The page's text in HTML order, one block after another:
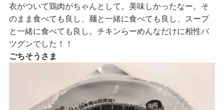
衣がついて鶏肉がちゃんとして。美味しかったなー。そ
のまま食べても良し、麺と一緒に食べても良し、スープ
と一緒に食べても良し。チキンらーめんなだけに相性バ
ツグンでした！！
ごちそうさま